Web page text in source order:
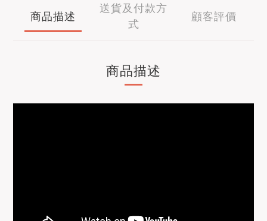
商品描述
送貨及付款方
式
顧客評價
商品描述